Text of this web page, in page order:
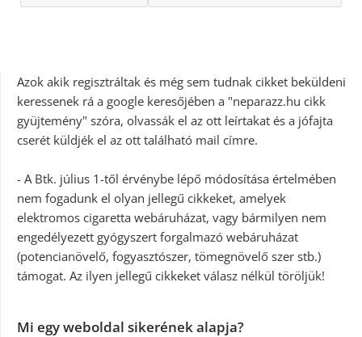
Azok akik regisztráltak és még sem tudnak cikket beküldeni
keressenek rá a google keresőjében a "neparazz.hu cikk
gyüjtemény" szóra, olvassák el az ott leírtakat és a jófajta
cserét küldjék el az ott található mail címre.
- A Btk. július 1-től érvénybe lépő módosítása értelmében
nem fogadunk el olyan jellegű cikkeket, amelyek
elektromos cigaretta webáruházat, vagy bármilyen nem
engedélyezett gyógyszert forgalmazó webáruházat
(potencianövelő, fogyasztószer, tömegnövelő szer stb.)
támogat. Az ilyen jellegű cikkeket válasz nélkül töröljük!
Mi egy weboldal sikerének alapja?